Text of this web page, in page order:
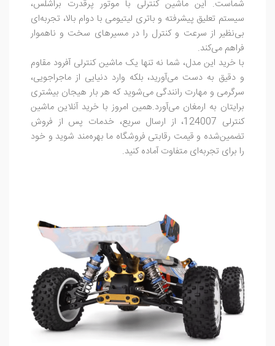
شماست. این ماشین کنترلی با موتور پرقدرت براشلس،
سیستم تعلیق پیشرفته و باتری لیتیومی با دوام بالا، تجربه‌ای
بی‌نظیر از سرعت و کنترل را در مسیرهای سخت و ناهموار
فراهم می‌کند.
با خرید این مدل، شما نه تنها یک ماشین کنترلی آفرود مقاوم
و دقیق به دست می‌آورید، بلکه وارد دنیایی از ماجراجویی،
سرگرمی و مهارت رانندگی می‌شوید که هر بار هیجان بیشتری
برایتان به ارمغان می‌آورد.همین امروز با خرید آنلاین ماشین
کنترلی 124007، از ارسال سریع، خدمات پس از فروش
تضمین‌شده و قیمت رقابتی فروشگاه ما بهره‌مند شوید و خود
را برای تجربه‌ای متفاوت آماده کنید.